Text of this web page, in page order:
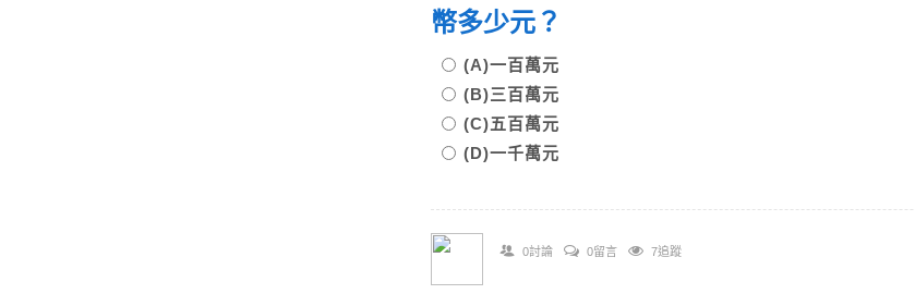
幣多少元？
(A)一百萬元
(B)三百萬元
(C)五百萬元
(D)一千萬元
0討論 0留言 7追蹤